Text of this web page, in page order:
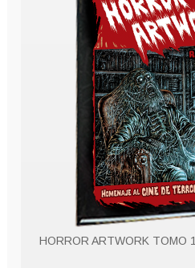
HORROR ARTWORK TOMO 1